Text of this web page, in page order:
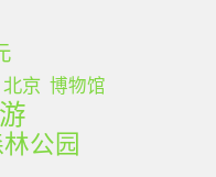
北京 博物馆
公园